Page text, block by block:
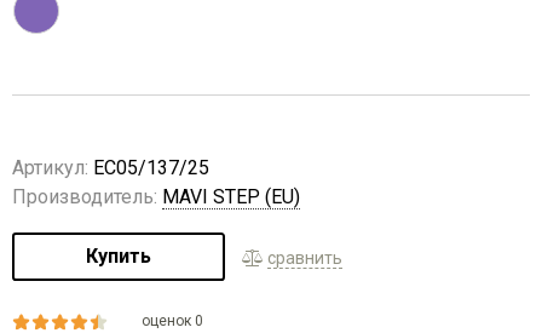
Артикул: EC05/137/25
Производитель: MAVI STEP (EU)
Купить сравнить
оценок 0